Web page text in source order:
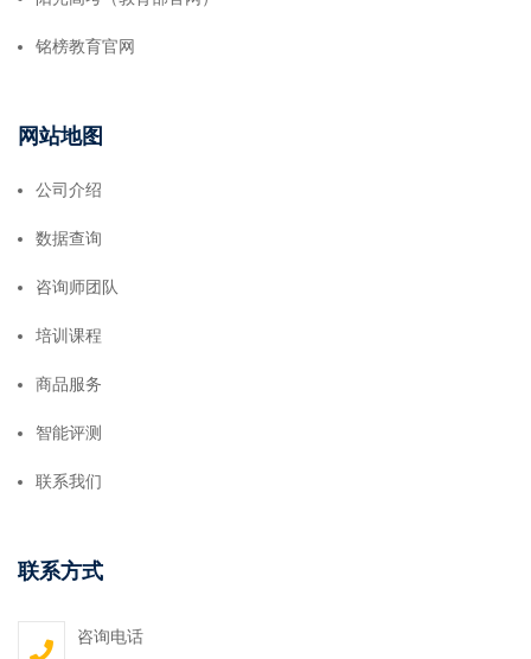
铭榜教育官网
网站地图
公司介绍
数据查询
咨询师团队
培训课程
商品服务
智能评测
联系我们
联系方式
咨询电话